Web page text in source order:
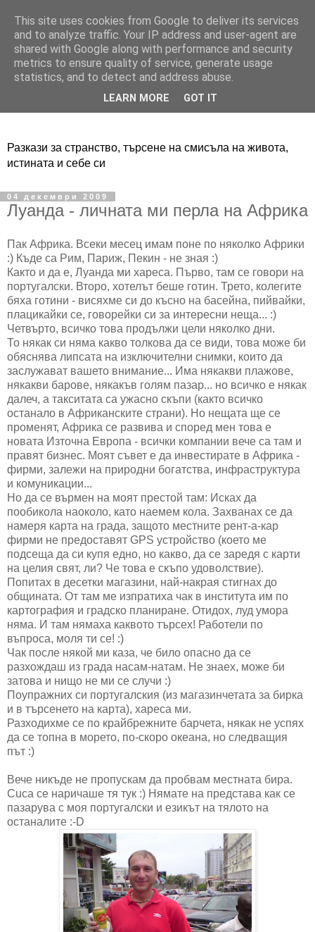
Adventure Live
Разкази за странство, търсене на смисъла на живота,
истината и себе си
04 декември 2009
Луанда - личната ми перла на Африка
Пак Африка. Всеки месец имам поне по няколко Африки
:) Къде са Рим, Париж, Пекин - не зная :)
Както и да е, Луанда ми хареса. Първо, там се говори на
португалски. Второ, хотелът беше готин. Трето, колегите
бяха готини - висяхме си до късно на басейна, пийвайки,
плацикайки се, говорейки си за интересни неща... :)
Четвърто, всичко това продължи цели няколко дни.
То някак си няма какво толкова да се види, това може би
обяснява липсата на изключителни снимки, които да
заслужават вашето внимание... Има някакви плажове,
някакви барове, някакъв голям пазар... но всичко е някак
далеч, а такситата са ужасно скъпи (както всичко
останало в Африканските страни). Но нещата ще се
променят, Африка се развива и според мен това е
новата Източна Европа - всички компании вече са там и
правят бизнес. Моят съвет е да инвестирате в Африка -
фирми, залежи на природни богатства, инфраструктура
и комуникации...
Но да се върмен на моят престой там: Исках да
пообикола наоколо, като наемем кола. Захванах се да
намеря карта на града, защото местните рент-а-кар
фирми не предоставят GPS устройство (което ме
подсеща да си купя едно, но какво, да се заредя с карти
на целия свят, ли? Че това е скъпо удоволствие).
Попитах в десетки магазини, най-накрая стигнах до
общината. От там ме изпратиха чак в института им по
картография и градско планиране. Отидох, луд умора
няма. И там нямаха каквото търсех! Работели по
въпроса, моля ти се! :)
Чак после някой ми каза, че било опасно да се
разхождаш из града насам-натам. Не знаех, може би
затова и нищо не ми се случи :)
Поупражних си португалския (из магазинчетата за бирка
и в търсенето на карта), хареса ми.
Разходихме се по крайбрежните барчета, някак не успях
да се топна в морето, по-скоро океана, но следващия
път :)
Вече никъде не пропускам да пробвам местната бира.
Cuca се наричаше тя тук :) Нямате на представа как се
пазарува с моя португалски и езикът на тялото на
останалите :-D
This site uses cookies from Google to deliver its services
and to analyze traffic. Your IP address and user-agent are
shared with Google along with performance and security
metrics to ensure quality of service, generate usage
statistics, and to detect and address abuse.
LEARN MORE GOT IT